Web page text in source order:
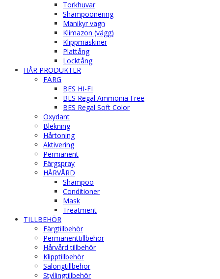
Torkhuvar
Shampoonering
Manikyr vagn
Klimazon (vägg)
Klippmaskiner
Plattång
Locktång
HÅR PRODUKTER
FÄRG
BES HI-FI
BES Regal Ammonia Free
BES Regal Soft Color
Oxydant
Blekning
Hårtoning
Aktivering
Permanent
Färgspray
HÅRVÅRD
Shampoo
Conditioner
Mask
Treatment
TILLBEHÖR
Färgtillbehör
Permanenttillbehör
Hårvård tillbehör
Klipptillbehör
Salongtillbehör
Styllingtillbehör